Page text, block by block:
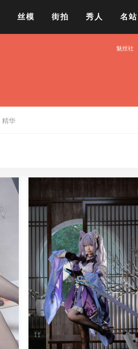
丝模 街拍 秀人 名站
魅丝社
精华